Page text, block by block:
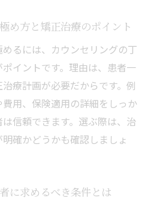
適用有無を歯医者で確かめ
係を歯医者に相談するメリ
積もりを歯医者で取る際の
め方と矯正治療のポイント
るには、カウンセリングの丁
イントです。理由は、患者一
療計画が必要だからです。例
用、保険適用の詳細をしっか
信頼できます。選ぶ際は、治
確かどうかも確認しましょ
に求めるべき条件とは